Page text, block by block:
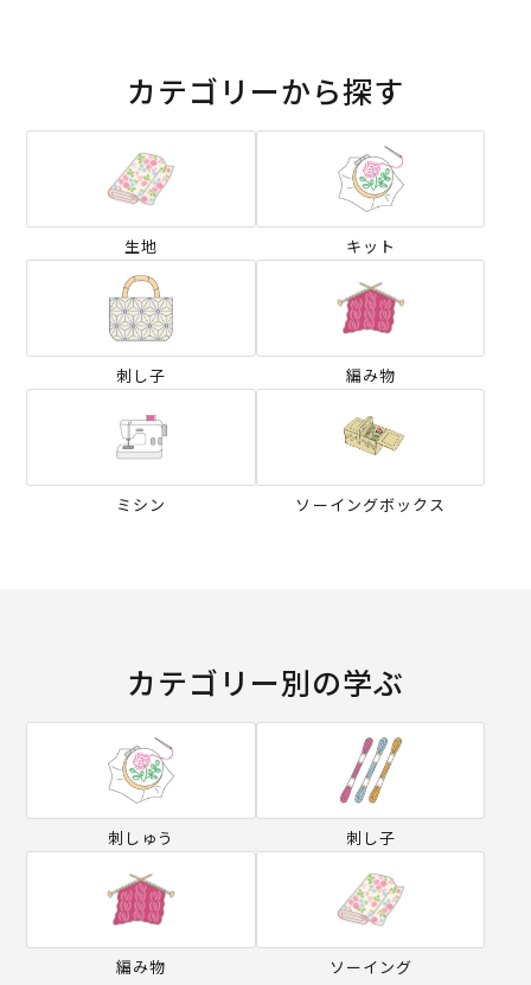
カテゴリーから探す
生地 キット
刺し子 編み物
ミシン ソーイングボックス
カテゴリー別の学ぶ
刺しゅう 刺し子
編み物 ソーイング